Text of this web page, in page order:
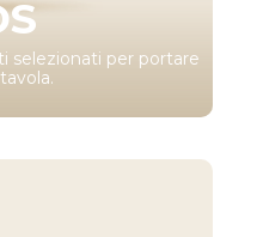
selezionati per portare